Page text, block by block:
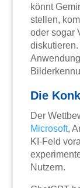
könnt
stellen,
oder sogar
Die
Der
Microsoft,
KI-Feld
Nutzern.